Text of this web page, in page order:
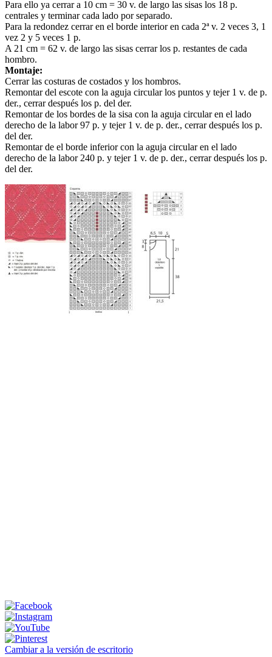
Para ello ya cerrar a 10 cm = 30 v. de largo las sisas los 18 p.
centrales y terminar cada lado por separado.
Para la redondez cerrar en el borde interior en cada 2ª v. 2 veces 3, 1
vez 2 y 5 veces 1 p.
A 21 cm = 62 v. de largo las sisas cerrar los p. restantes de cada
hombro.
Montaje:
Cerrar las costuras de costados y los hombros.
Remontar del escote con la aguja circular los puntos y tejer 1 v. de p.
der., cerrar después los p. del der.
Remontar de los bordes de la sisa con la aguja circular en el lado
derecho de la labor 97 p. y tejer 1 v. de p. der., cerrar después los p.
del der.
Remontar de el borde inferior con la aguja circular en el lado
derecho de la labor 240 p. y tejer 1 v. de p. der., cerrar después los p.
del der.
Cambiar a la versión de escritorio